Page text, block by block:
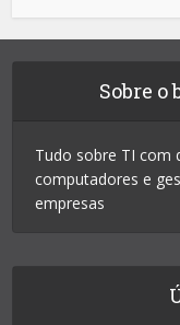
Sobre o
Tudo sobre TI com
computadores e
empresas